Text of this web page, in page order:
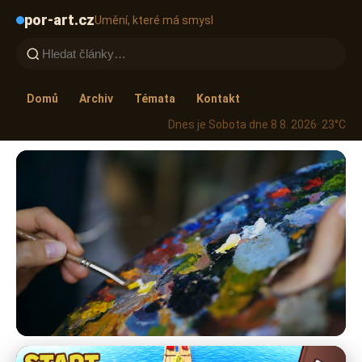
por-art.czUmění, které má smysl
Domů Archiv Témata
Kontakt
Dnes je Sobota dne 8 8. 2026· 23°C